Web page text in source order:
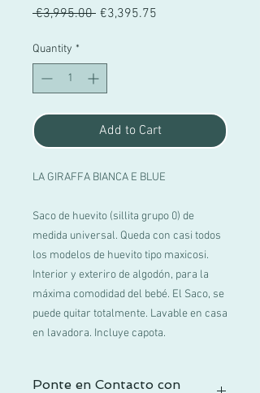
€3,995.00 Regular
€3,395.75
Quantity *
Add to Cart
LA GIRAFFA BIANCA E BLUE
Saco de huevito (sillita grupo 0) de
medida universal. Queda con casi todos
los modelos de huevito tipo maxicosi.
Interior y exteriro de algodón, para la
máxima comodidad del bebé. El Saco, se
puede quitar totalmente. Lavable en casa
en lavadora. Incluye capota.
Ponte en Contacto con